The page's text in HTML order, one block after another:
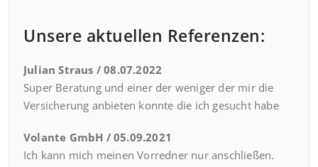
Unsere aktuellen Referenzen:
Julian Straus / 08.07.2022
Super Beratung und einer der weniger der mir die
Versicherung anbieten konnte die ich gesucht habe
Volante GmbH / 05.09.2021
Ich kann mich meinen Vorredner nur anschließen.